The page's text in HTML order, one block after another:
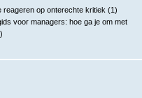
reageren op onterechte kritiek (1)
voor managers: hoe ga je om met